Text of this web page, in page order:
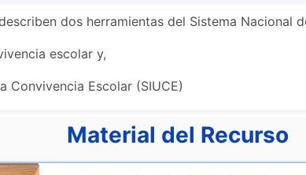
dos herramientas del Sistema Nacional
escolar y,
Convivencia Escolar (SIUCE)
Material del Recurso